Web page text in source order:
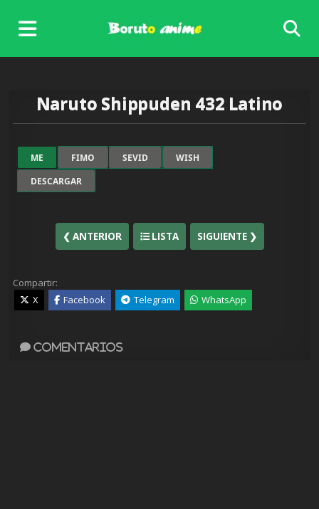
content
Naruto Shippuden 432 Latino
ME FIMO SEVID
WISH
DESCARGAR
❮ ANTERIOR LISTA SIGUIENTE ❯
Compartir:
X
Facebook Telegram WhatsApp
Comentarios